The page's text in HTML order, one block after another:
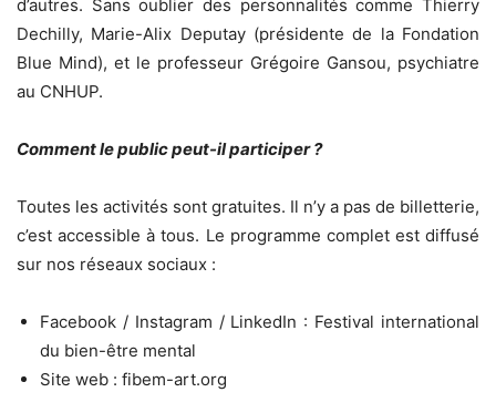
d’autres. Sans oublier des personnalités comme Thierry
Dechilly, Marie-Alix Deputay (présidente de la Fondation
Blue Mind), et le professeur Grégoire Gansou, psychiatre
au CNHUP.
Comment le public peut-il participer ?
Toutes les activités sont gratuites. Il n’y a pas de billetterie,
c’est accessible à tous. Le programme complet est diffusé
sur nos réseaux sociaux :
Facebook / Instagram / LinkedIn : Festival international
du bien-être mental
Site web : fibem-art.org